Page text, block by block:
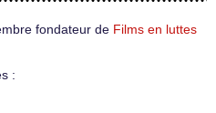
fondateur de Films en luttes
: